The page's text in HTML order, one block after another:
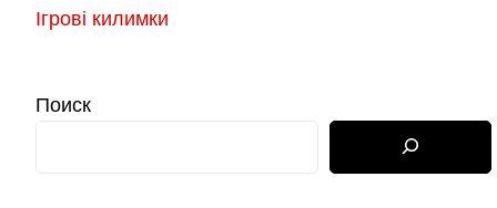
Ігрові килимки
Поиск